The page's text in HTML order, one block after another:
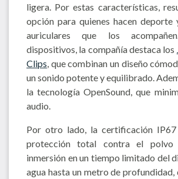
ligera. Por estas características,
opción para quienes hacen deporte
auriculares que los
dispositivos, la compañía destaca los
Clips, que combinan un diseño
un sonido potente y equilibrado.
la tecnología OpenSound, que
audio.
Por otro lado, la certificación IP67
protección total contra el
inmersión en un tiempo limitado del
agua hasta un metro de